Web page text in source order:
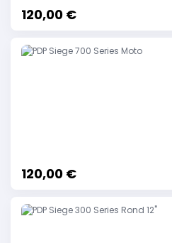
120,00 €
120,00 €